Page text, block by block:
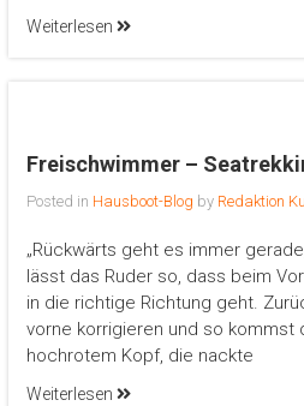
Weiterlesen
Freischwimmer –
Posted in Hausboot-Blog by Redaktion
„Rückwärts geht es immer
lässt das Ruder so, dass beim
in die richtige Richtung geht.
vorne korrigieren und so kommst
hochrotem Kopf, die nackte
Weiterlesen